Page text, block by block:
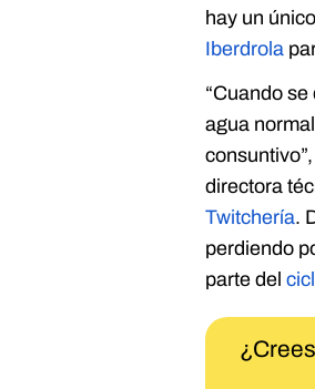
hay un
Iberdrola
“Cuando
agua
directora
Twitchería.
perdiendo
parte del